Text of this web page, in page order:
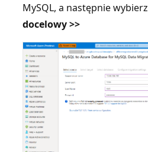
MySQL, a następnie wybierz
docelowy >>